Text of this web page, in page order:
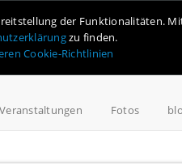
der Funktionalitäten.
zu finden.
Cookie-Richtlinien
Veranstaltungen Fotos